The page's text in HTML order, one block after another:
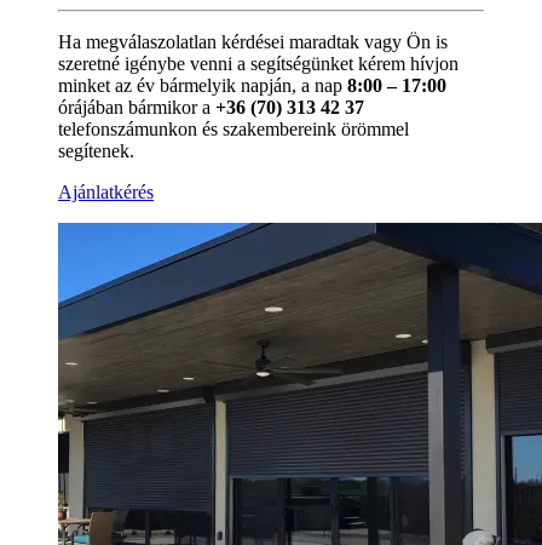
Ha megválaszolatlan kérdései maradtak vagy Ön is
szeretné igénybe venni a segítségünket kérem hívjon
minket az év bármelyik napján, a nap 8:00 – 17:00
órájában bármikor a +36 (70) 313 42 37
telefonszámunkon és szakembereink örömmel
segítenek.
Ajánlatkérés